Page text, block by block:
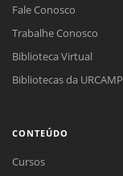
Fale Conosco
Trabalhe Conosco
Biblioteca Virtual
Bibliotecas da URCAMP
CONTEÚDO
Cursos